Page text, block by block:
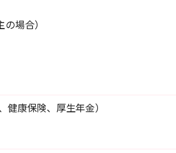
場合）
健康保険、厚生年金）